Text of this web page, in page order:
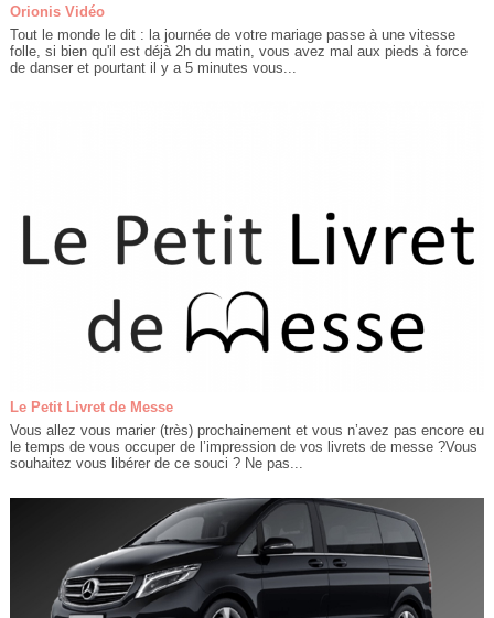
Orionis Vidéo
Tout le monde le dit : la journée de votre mariage passe à une vitesse
folle, si bien qu'il est déjà 2h du matin, vous avez mal aux pieds à force
de danser et pourtant il y a 5 minutes vous...
Le Petit Livret de Messe
Vous allez vous marier (très) prochainement et vous n’avez pas encore eu
le temps de vous occuper de l’impression de vos livrets de messe ?Vous
souhaitez vous libérer de ce souci ? Ne pas...